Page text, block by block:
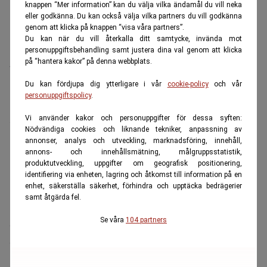
knappen “Mer information” kan du välja vilka ändamål du vill neka
eller godkänna. Du kan också välja vilka partners du vill godkänna
genom att klicka på knappen “visa våra partners”.
Du kan när du vill återkalla ditt samtycke, invända mot
personuppgiftsbehandling samt justera dina val genom att klicka
på “hantera kakor” på denna webbplats.
Du kan fördjupa dig ytterligare i vår cookie-policyoch vår
personuppgiftspolicy.
Vi använder kakor och personuppgifter för dessa syften:
Nödvändiga cookies och liknande tekniker, anpassning av
annonser, analys och utveckling, marknadsföring, innehåll,
annons- och innehållsmätning, målgruppsstatistik,
produktutveckling, uppgifter om geografisk positionering,
identifiering via enheten, lagring och åtkomst till information på en
enhet, säkerställa säkerhet, förhindra och upptäcka bedrägerier
samt åtgärda fel.
Se våra 104 partners
och med den ökar den mängd el som kan handlas
mellan Sverige och Finland med 40 procent.
Håkan Larsson skriver att erfarenheten från
tidigare exportkablar tydligt visar att de de svenska
elpriserna stiger när överföringen till andra länder
ökar, han påpekar att det inte är något som
svenska hushåll har bett om.
Han undrar varför Svenska Kraftnät lägger
utbyggnad på fler exportförbindelser istället för att
bygga bort akuta flaskhalsar mellan landets egna
elområden.
Sverige har ett betydande elöverskott medan södra